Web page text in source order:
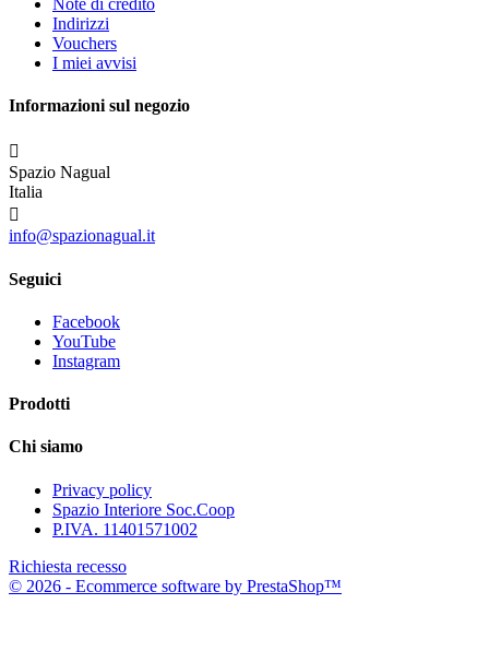
Indirizzi
Vouchers
I miei avvisi
Informazioni sul negozio

Spazio Nagual
Italia

info@spazionagual.it
Seguici
Facebook
YouTube
Instagram
Prodotti
Chi siamo
Privacy policy
Spazio Interiore Soc.Coop
P.IVA. 11401571002
Richiesta recesso
© 2026 - Ecommerce software by PrestaShop™